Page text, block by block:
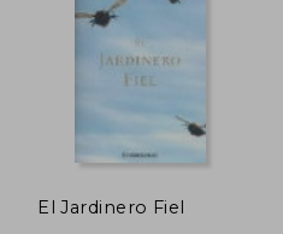
El Jardinero Fiel